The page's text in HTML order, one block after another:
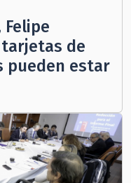
de
pueden estar